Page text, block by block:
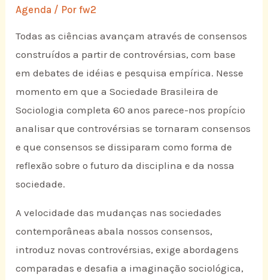
Agenda / Porfw2
Todas as ciências avançam através de consensos
construídos a partir de controvérsias, com base
em debates de idéias e pesquisa empírica. Nesse
momento em que a Sociedade Brasileira de
Sociologia completa 60 anos parece-nos propício
analisar que controvérsias se tornaram consensos
e que consensos se dissiparam como forma de
reflexão sobre o futuro da disciplina e da nossa
sociedade.
A velocidade das mudanças nas sociedades
contemporâneas abala nossos consensos,
introduz novas controvérsias, exige abordagens
comparadas e desafia a imaginação sociológica,